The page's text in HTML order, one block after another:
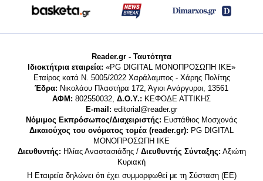
Reader.gr - Ταυτότητα
Ιδιοκτήτρια εταιρεία: «PG DIGITAL MONΟΠΡΟΣΩΠΗ ΙΚΕ»
Εταίρος κατά Ν. 5005/2022 Χαράλαμπος - Χάρης Πολίτης
Έδρα: Νικολάου Πλαστήρα 172, Άγιοι Ανάργυροι, 13561
ΑΦΜ: 802550032, Δ.Ο.Υ.: ΚΕΦΟΔΕ ΑΤΤΙΚΗΣ
E-mail: editorial@reader.gr
Νόμιμος Εκπρόσωπος/Διαχειριστής: Ευστάθιος Μοσχονάς
Δικαιούχος του ονόματος τομέα (reader.gr): PG DIGITAL
MONΟΠΡΟΣΩΠΗ ΙΚΕ
Διευθυντής: Ηλίας Αναστασιάδης / Διευθυντής Σύνταξης: Αξιώτη
Κυριακή
Η Εταιρεία δηλώνει ότι έχει συμμορφωθεί με τη Σύσταση (ΕΕ)